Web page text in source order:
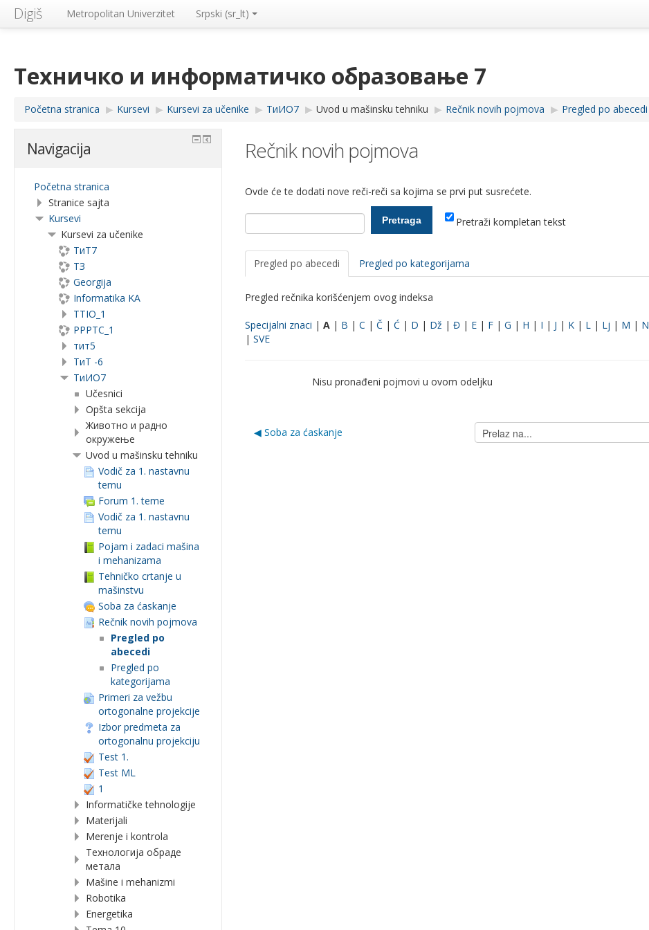
Digiš Metropolitan Univerzitet Srpski ‎(sr_lt)‎
Техничко и информатичко образовање 7
Početna stranica ▶︎ Kursevi ▶︎ Kursevi za učenike ▶︎ TиИО7 ▶︎ Uvod u mašinsku tehniku ▶︎ Rečnik novih pojmova ▶︎ Pregled po abecedi
Rečnik novih pojmova
Ovde će te dodati nove reči-reči sa kojima se prvi put susrećete.
Pretraži kompletan tekst
Pregled po abecedi Pregled po kategorijama
Pregled rečnika korišćenjem ovog indeksa
Specijalni znaci |A | B |C |Č |Ć | D | Dž |Đ | E | F |G | H | I | J | K | L | Lj | M | N
|SVE
Nisu pronađeni pojmovi u ovom odeljku
◀︎ Soba za ćaskanje
Prelaz
na...
Navigacija
Početna stranica
Stranice sajta
Kursevi
Kursevi za učenike
ТиТ7
ТЗ
Georgija
Informatika KA
TTIO_1
PPPTC_1
тит5
ТиТ -6
TиИО7
Učesnici
Opšta sekcija
Животно и радно
окружење
Uvod u mašinsku tehniku
Vodič za 1. nastavnu
temu
Forum 1. teme
Vodič za 1. nastavnu
temu
Pojam i zadaci mašina
i mehanizama
Tehničko crtanje u
mašinstvu
Soba za ćaskanje
Rečnik novih pojmova
Pregled po
abecedi
Pregled po
kategorijama
Primeri za vežbu
ortogonalne projekcije
Izbor predmeta za
ortogonalnu projekciju
Test 1.
Test ML
1
Informatičke tehnologije
Materijali
Merenje i kontrola
Технологија обраде
метала
Mašine i mehanizmi
Robotika
Energetika